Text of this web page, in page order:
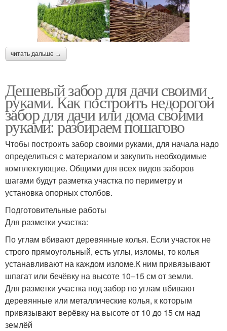
читать дальше →
Дешевый забор для дачи своими
руками. Как построить недорогой
забор для дачи или дома своими
руками: разбираем пошагово
Чтобы построить забор своими руками, для начала надо
определиться с материалом и закупить необходимые
комплектующие. Общими для всех видов заборов
шагами будут разметка участка по периметру и
установка опорных столбов.
Подготовительные работы
Для разметки участка:
По углам вбивают деревянные колья. Если участок не
строго прямоугольный, есть углы, изломы, то колья
устанавливают на каждом изломе.К ним привязывают
шпагат или бечёвку на высоте 10–15 см от земли.
Для разметки участка под забор по углам вбивают
деревянные или металлические колья, к которым
привязывают верёвку на высоте от 10 до 15 см над
землёй